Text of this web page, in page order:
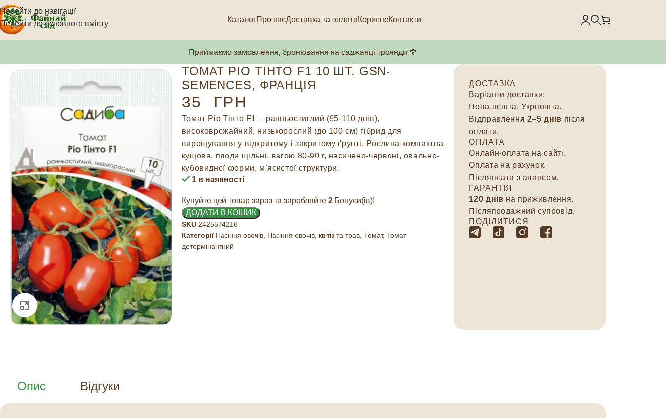
Перейти до навігації
Перейти до основного вмісту
КаталогПро насДоставка та оплатаКориснеКонтакти
Приймаємо замовлення, бронювання на саджанці троянди 🌹
Натисніть, щоб збільшити
ТОМАТ РІО ТІНТО F1 10 ШТ. GSN-
SEMENCES, ФРАНЦІЯ
35 ГРН
Томат Ріо Тінто F1 – ранньостиглий (95-110 днів),
високоврожайний, низькорослий (до 100 см) гібрид для
вирощування у відкритому і закритому ґрунті. Рослина компактна,
кущова, плоди щільні, вагою 80-90 г, насичено-червоні, овально-
кубовидної форми, м’ясистої структури.
1 в наявності
Купуйте цей товар зараз та заробляйте 2Бонуси(ів)!
ДОДАТИ В КОШИК
SKU 2425574216
Категорії Насіння овочів, Насіння овочів, квітів та трав, Томат, Томат
детермінантний
ДОСТАВКА
Варіанти доставки:
Нова пошта, Укрпошта.
Відправлення 2–5 днів після
оплати.
ОПЛАТА
Онлайн-оплата на сайті.
Оплата на рахунок.
Післяплата з авансом.
ГАРАНТІЯ
120 днів на приживлення.
Післяпродажний супровід.
ПОДІЛИТИСЯ
Опис Відгуки